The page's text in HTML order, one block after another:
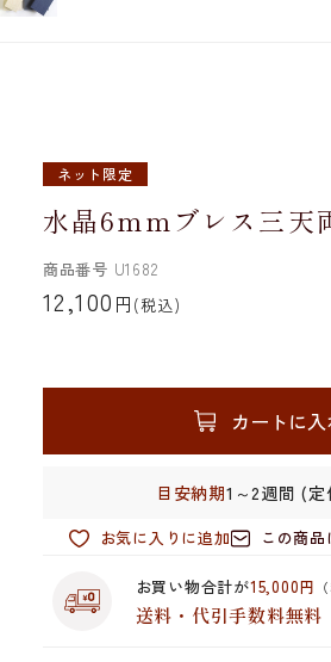
ネット限定
水晶6mmブレス三天
商品番号 U1682
12,100 円 (税込)
カートに入
目安納期1～2週間 (
お気に入りに追加 この商
お買い物合計が15,000円
送料・代引手数料無料